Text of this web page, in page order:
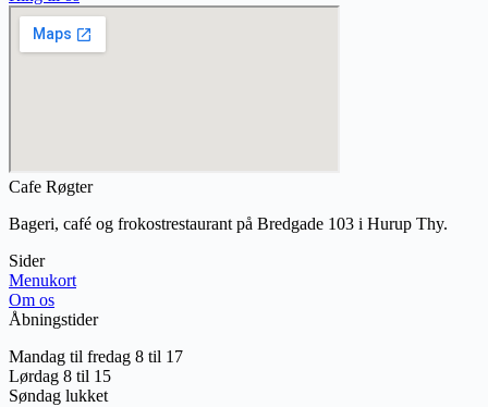
Cafe Røgter
Bageri, café og frokostrestaurant på Bredgade 103 i Hurup Thy.
Sider
Menukort
Om os
Åbningstider
Mandag til fredag 8 til 17
Lørdag 8 til 15
Søndag lukket